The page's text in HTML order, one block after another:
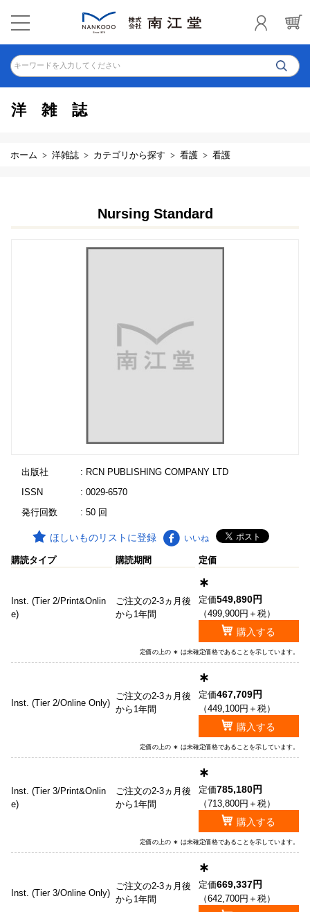
キーワードを入力してください
洋雑誌
ホーム 洋雑誌 カテゴリから探す 看護 看護
Nursing Standard
出版社
: RCN PUBLISHING COMPANY LTD
ISSN
: 0029-6570
発行回数
: 50 回
ほしいものリストに登録 いいね
購読タイプ 購読期間 定価
Inst. (Tier 2/Print&Onlin
e)
ご注文の2-3ヵ月後
から1年間
∗
定価549,890円
（499,900円＋税）
購入する
定価の上の ∗ は未確定価格であることを示しています。
Inst. (Tier 2/Online Only)
ご注文の2-3ヵ月後
から1年間
∗
定価467,709円
（449,100円＋税）
購入する
定価の上の ∗ は未確定価格であることを示しています。
Inst. (Tier 3/Print&Onlin
e)
ご注文の2-3ヵ月後
から1年間
∗
定価785,180円
（713,800円＋税）
購入する
定価の上の ∗ は未確定価格であることを示しています。
Inst. (Tier 3/Online Only)
ご注文の2-3ヵ月後
から1年間
∗
定価669,337円
（642,700円＋税）